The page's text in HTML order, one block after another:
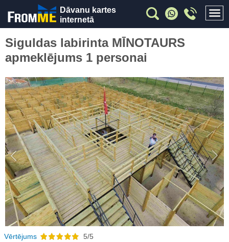
Dāvanu kartes
internetā
Siguldas labirinta MĪNOTAURS
apmeklējums 1 personai
Previous
Vērtējums 5/5